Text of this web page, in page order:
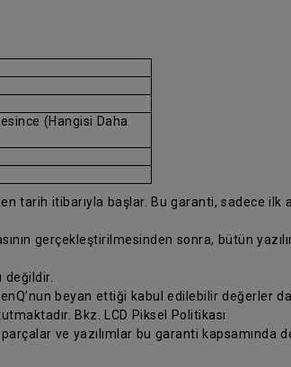
(Hangisi Daha
tarih itibarıyla başlar. Bu garanti, sadece ilk
gerçekleştirilmesinden sonra, bütün
değildir.
beyan ettiği kabul edilebilir değerler
Bkz. LCD Piksel Politikası
ve yazılımlar bu garanti kapsamında